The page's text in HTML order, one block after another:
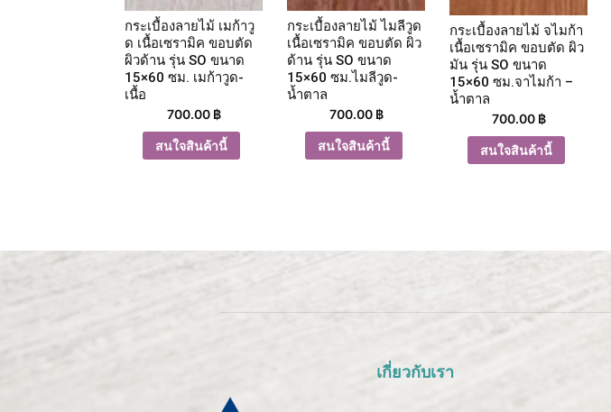
กระเบื้องลายไม้ เมก้าวู
ด เนื้อเซรามิค ขอบตัด
ผิวด้าน รุ่น SO ขนาด
15×60 ซม. เมก้าวูด-
เนื้อ
700.00 ฿
สนใจสินค้านี้
กระเบื้องลายไม้ ไมลีวูด
เนื้อเซรามิค ขอบตัด ผิว
ด้าน รุ่น SO ขนาด
15×60 ซม.ไมลีวูด-
น้ำตาล
700.00 ฿
สนใจสินค้านี้
กระเบื้องลายไม้ จไมก้า
เนื้อเซรามิค ขอบตัด ผิว
มัน รุ่น SO ขนาด
15×60 ซม.จาไมก้า –
น้ำตาล
700.00 ฿
สนใจสินค้านี้
เกี่ยวกับเรา